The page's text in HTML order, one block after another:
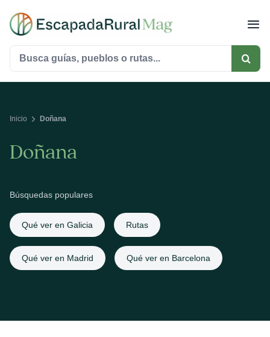
contenido
Buscar:
Inicio Doñana
Doñana
Búsquedas populares
Qué ver en Galicia Rutas
Qué ver en Madrid Qué ver en Barcelona